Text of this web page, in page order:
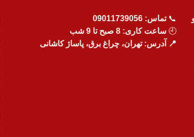
📞تماس: 09011739056
🕘 ساعت کاری: 8 صبح تا 9 شب
📍 آدرس: تهران، چراغ برق، پاساژ کاشانی